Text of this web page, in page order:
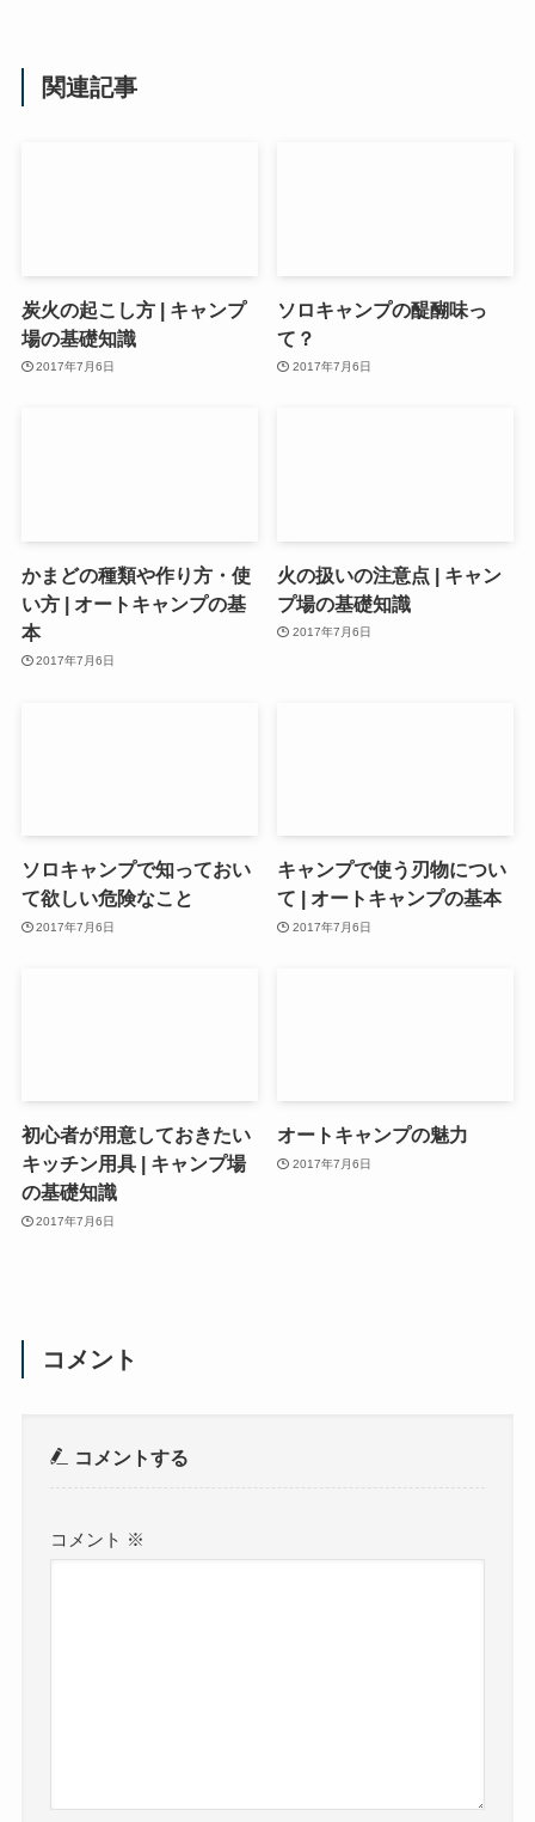
関連記事
炭火の起こし方 | キャンプ
場の基礎知識
2017年7月6日
ソロキャンプの醍醐味っ
て？
2017年7月6日
かまどの種類や作り方・使
い方 | オートキャンプの基
本
2017年7月6日
火の扱いの注意点 | キャン
プ場の基礎知識
2017年7月6日
ソロキャンプで知っておい
て欲しい危険なこと
2017年7月6日
キャンプで使う刃物につい
て | オートキャンプの基本
2017年7月6日
初心者が用意しておきたい
キッチン用具 | キャンプ場
の基礎知識
2017年7月6日
オートキャンプの魅力
2017年7月6日
コメント
コメントする
コメント ※